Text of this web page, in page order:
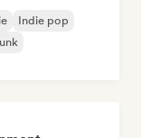
Indie pop